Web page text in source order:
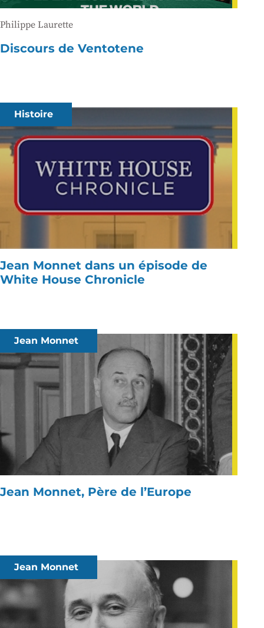
Philippe Laurette
Discours de Ventotene
Histoire
Jean Monnet dans un épisode de
White House Chronicle
Jean Monnet
Jean Monnet, Père de l’Europe
Jean Monnet